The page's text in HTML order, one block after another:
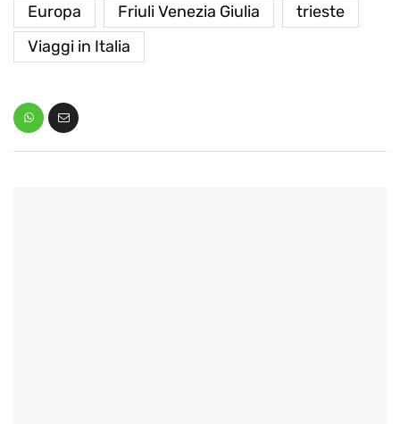
Europa Friuli Venezia Giulia
trieste
Viaggi in Italia